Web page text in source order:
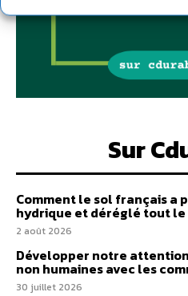
Sur
Comment le sol français a
hydrique et déréglé tout
2 août 2026
Développer notre
non humaines avec les
30 juillet 2026